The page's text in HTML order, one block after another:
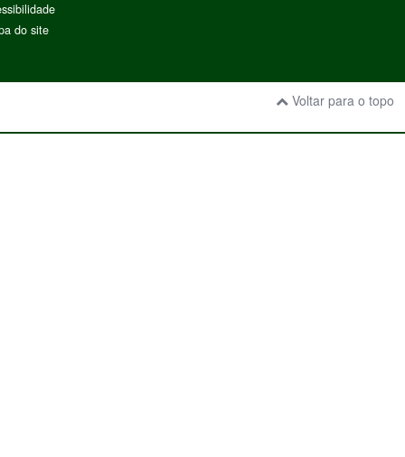
do site
Voltar para o topo